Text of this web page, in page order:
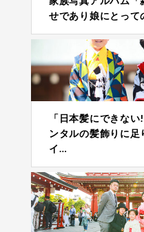
せであり娘にとって
「日本髪にできな
ンタルの髪飾りに足
イ…